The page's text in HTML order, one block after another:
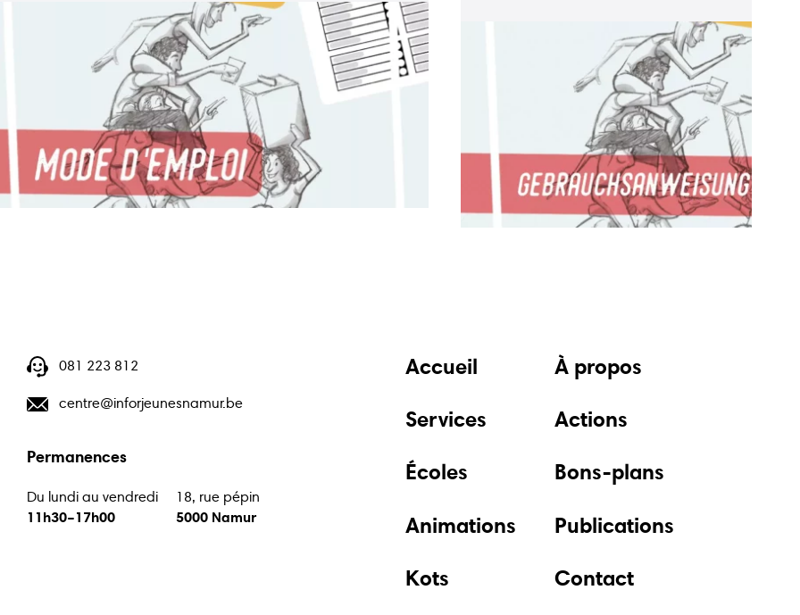
081 223 812
centre@inforjeunesnamur.be
Permanences
Du lundi au vendredi
11h30–17h00
18, rue pépin
5000 Namur
Accueil
À propos
Services
Actions
Écoles
Bons-plans
Animations
Publications
Kots
Contact